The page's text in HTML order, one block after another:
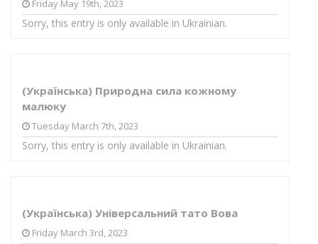
Friday May 19th, 2023
Sorry, this entry is only available in Ukrainian.
(Українська) Природна сила кожному
малюку
Tuesday March 7th, 2023
Sorry, this entry is only available in Ukrainian.
(Українська) Універсальний тато Вова
Friday March 3rd, 2023